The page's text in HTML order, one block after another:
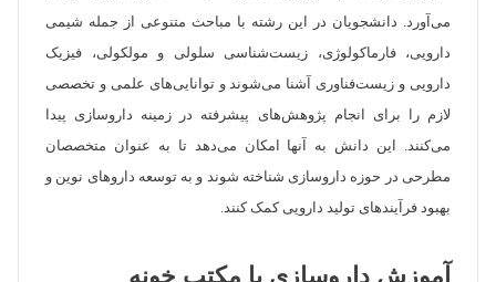
می‌آورد. دانشجویان در این رشته با مباحث متنوعی از جمله شیمی
دارویی، فارماکولوژی، زیست‌شناسی سلولی و مولکولی، فیزیک
دارویی و زیست‌فناوری آشنا می‌شوند و توانایی‌های علمی و تخصصی
لازم را برای انجام پژوهش‌های پیشرفته در زمینه داروسازی پیدا
می‌کنند. این دانش به آنها امکان می‌دهد تا به عنوان متخصصان
مطرحی در حوزه داروسازی شناخته شوند و به توسعه داروهای نوین و
بهبود فرآیندهای تولید دارویی کمک کنند.
آموزش داروسازی با مکتب خونه